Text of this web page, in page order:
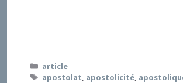
Catégories
article
Étiquettes
apostolat, apostolicité,